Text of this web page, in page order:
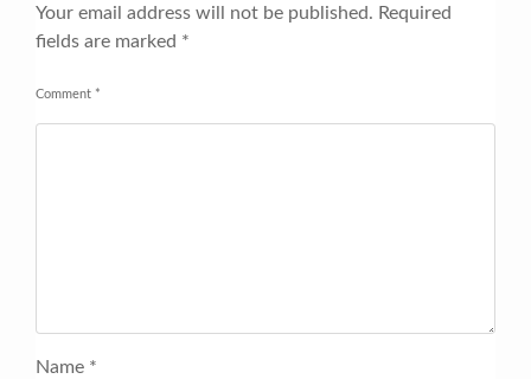
Your email address will not be published. Required
fields are marked *
Comment *
Name *